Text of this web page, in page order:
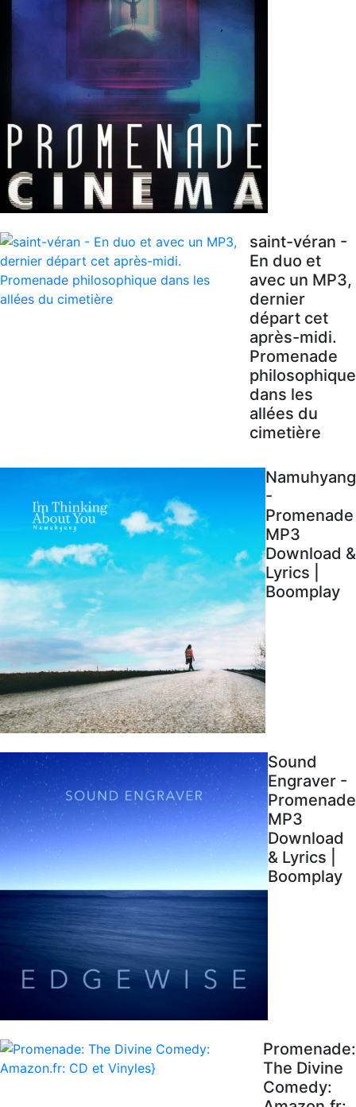
saint-véran -
En duo et
avec un MP3,
dernier
départ cet
après-midi.
Promenade
philosophique
dans les
allées du
cimetière
Namuhyang
-
Promenade
MP3
Download &
Lyrics |
Boomplay
Sound
Engraver -
Promenade
MP3
Download
& Lyrics |
Boomplay
Promenade:
The Divine
Comedy: